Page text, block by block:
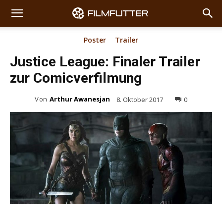
Poster Trailer
Justice League: Finaler Trailer
zur Comicverfilmung
Von Arthur Awanesjan 8. Oktober 2017 0